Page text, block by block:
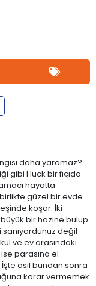
daha yaramaz?
gibi Huck bir fıçıda
hayatta
güzel bir evde
koşar. İki
bir hazine bulup
değil
ve ev arasındaki
parasına el
asıl bundan sonra
karar vermemek